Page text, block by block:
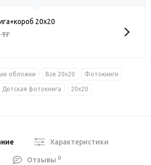
20х20
обложки Все 20х20 Фотокниги
Детская фотокнига 20х20
Характеристики
Отзывы 0